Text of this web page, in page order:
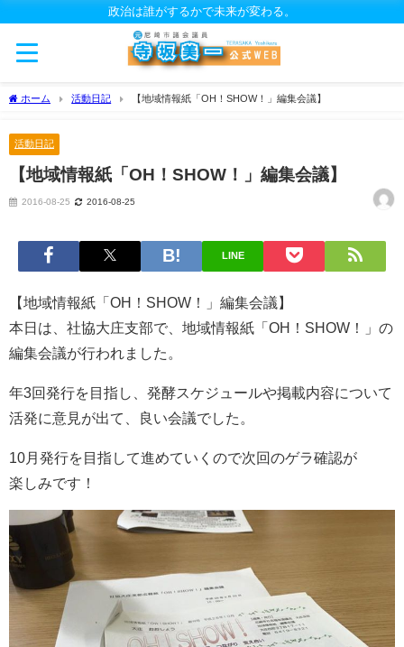
政治は誰がするかで未来が変わる。
ホーム 活動日記 【地域情報紙「OH！SHOW！」編集会議】
活動日記
【地域情報紙「OH！SHOW！」編集会議】
2016-08-25 2016-08-25
LINE
【地域情報紙「OH！SHOW！」編集会議】
本日は、社協大庄支部で、地域情報紙「OH！SHOW！」の
編集会議が行われました。
年3回発行を目指し、発酵スケジュールや掲載内容について
活発に意見が出て、良い会議でした。
10月発行を目指して進めていくので次回のゲラ確認が
楽しみです！